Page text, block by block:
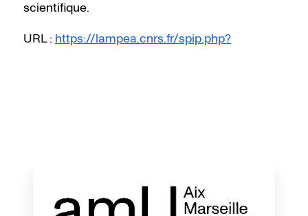
scientifique.
URL : https://lampea.cnrs.fr/spip.php?